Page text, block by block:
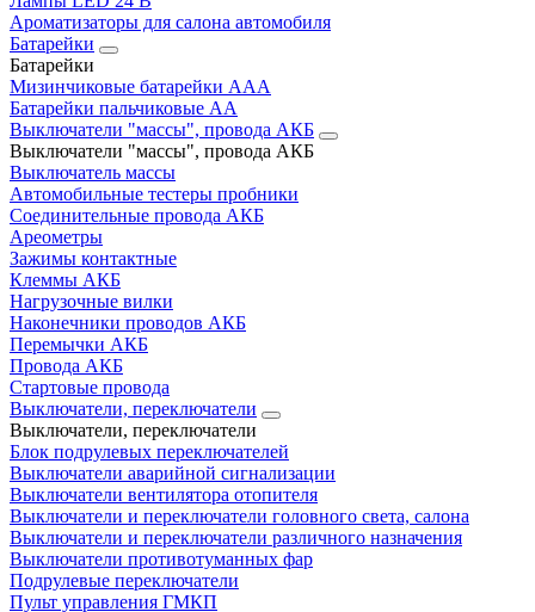
Ароматизаторы для салона автомобиля
Батарейки
Батарейки
Мизинчиковые батарейки AAA
Батарейки пальчиковые АА
Выключатели "массы", провода АКБ
Выключатели "массы", провода АКБ
Выключатель массы
Автомобильные тестеры пробники
Соединительные провода АКБ
Ареометры
Зажимы контактные
Клеммы АКБ
Нагрузочные вилки
Наконечники проводов АКБ
Перемычки АКБ
Провода АКБ
Стартовые провода
Выключатели, переключатели
Выключатели, переключатели
Блок подрулевых переключателей
Выключатели аварийной сигнализации
Выключатели вентилятора отопителя
Выключатели и переключатели головного света, салона
Выключатели и переключатели различного назначения
Выключатели противотуманных фар
Подрулевые переключатели
Пульт управления ГМКП